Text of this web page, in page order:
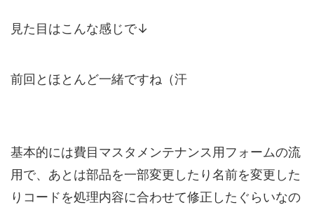
見た目はこんな感じで↓
前回とほとんど一緒ですね（汗
基本的には費目マスタメンテナンス用フォームの流
用で、あとは部品を一部変更したり名前を変更した
りコードを処理内容に合わせて修正したぐらいなの